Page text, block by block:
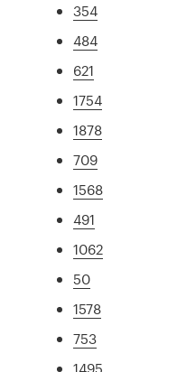
354
484
621
1754
1878
709
1568
491
1062
50
1578
753
1495